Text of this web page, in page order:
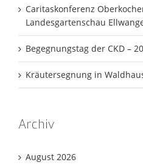
Caritaskonferenz
Landesgartenschau
Begegnungstag der CKD –
Kräutersegnung in
Archiv
August 2026